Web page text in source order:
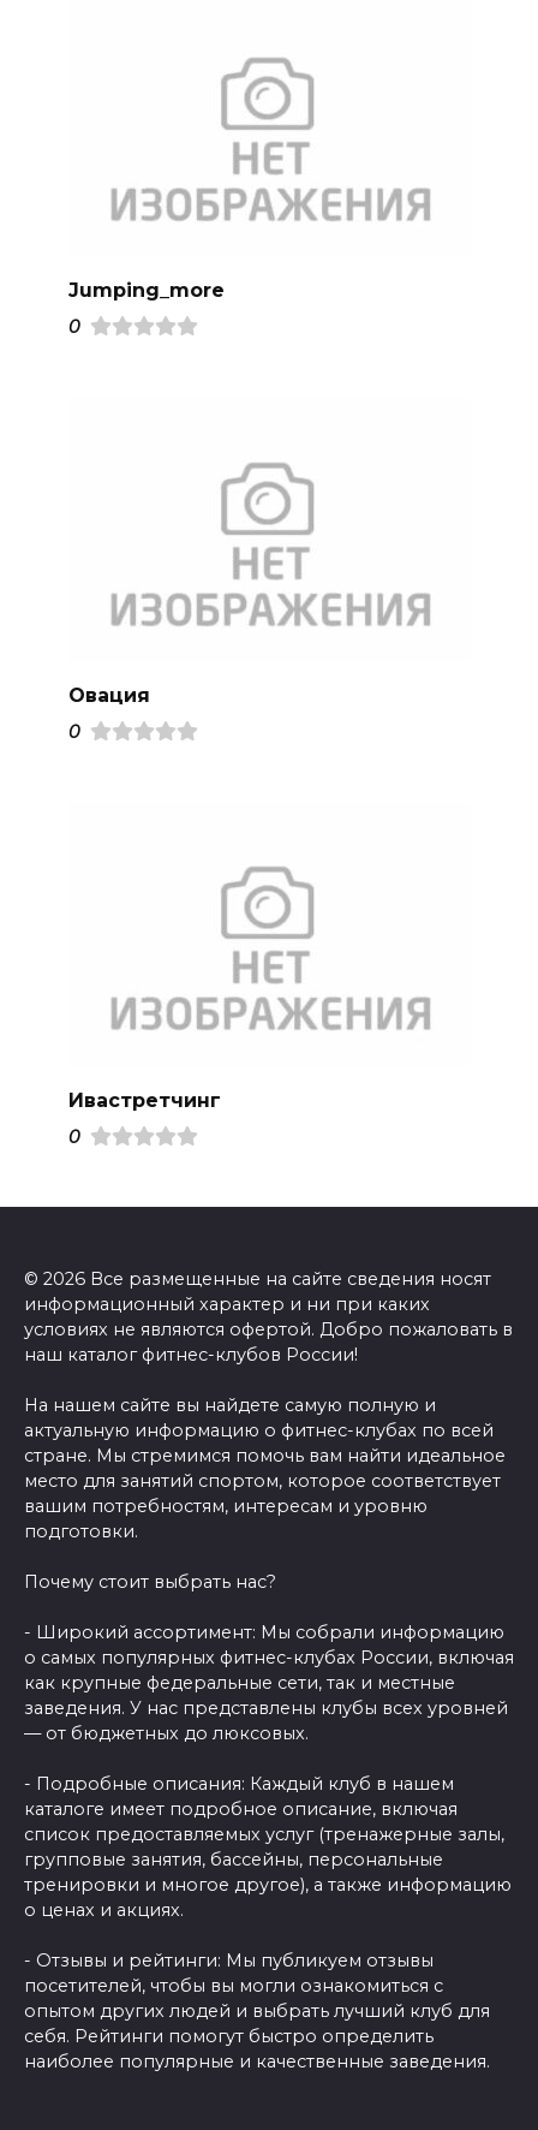
Jumping_more
0
Овация
0
Ивастретчинг
0
© 2026 Все размещенные на сайте сведения носят
информационный характер и ни при каких
условиях не являются офертой. Добро пожаловать в
наш каталог фитнес-клубов России!
На нашем сайте вы найдете самую полную и
актуальную информацию о фитнес-клубах по всей
стране. Мы стремимся помочь вам найти идеальное
место для занятий спортом, которое соответствует
вашим потребностям, интересам и уровню
подготовки.
Почему стоит выбрать нас?
- Широкий ассортимент: Мы собрали информацию
о самых популярных фитнес-клубах России, включая
как крупные федеральные сети, так и местные
заведения. У нас представлены клубы всех уровней
— от бюджетных до люксовых.
- Подробные описания: Каждый клуб в нашем
каталоге имеет подробное описание, включая
список предоставляемых услуг (тренажерные залы,
групповые занятия, бассейны, персональные
тренировки и многое другое), а также информацию
о ценах и акциях.
- Отзывы и рейтинги: Мы публикуем отзывы
посетителей, чтобы вы могли ознакомиться с
опытом других людей и выбрать лучший клуб для
себя. Рейтинги помогут быстро определить
наиболее популярные и качественные заведения.